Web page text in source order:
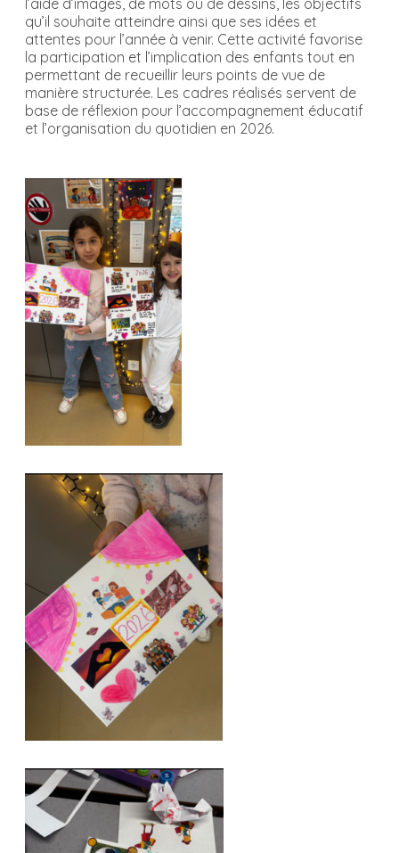
l’aide d’images, de mots ou de dessins, les objectifs
qu’il souhaite atteindre ainsi que ses idées et
attentes pour l’année à venir. Cette activité favorise
la participation et l’implication des enfants tout en
permettant de recueillir leurs points de vue de
manière structurée. Les cadres réalisés servent de
base de réflexion pour l’accompagnement éducatif
et l’organisation du quotidien en 2026.